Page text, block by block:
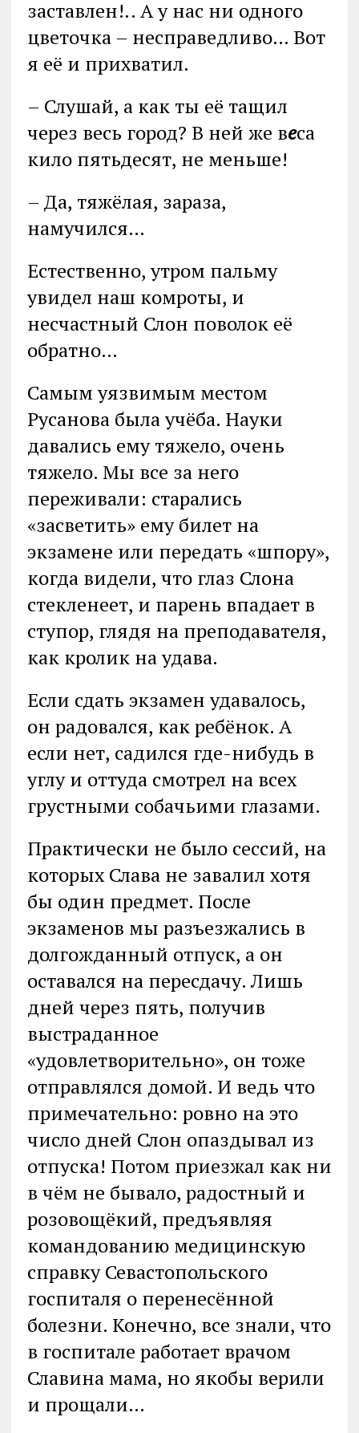
заставлен!.. А у нас ни одного
цветочка – несправедливо… Вот
я её и прихватил.
– Слушай, а как ты её тащил
через весь город? В ней же веса
кило пятьдесят, не меньше!
– Да, тяжёлая, зараза,
намучился…
Естественно, утром пальму
увидел наш комроты, и
несчастный Слон поволок её
обратно…
Самым уязвимым местом
Русанова была учёба. Науки
давались ему тяжело, очень
тяжело. Мы все за него
переживали: старались
«засветить» ему билет на
экзамене или передать «шпору»,
когда видели, что глаз Слона
стекленеет, и парень впадает в
ступор, глядя на преподавателя,
как кролик на удава.
Если сдать экзамен удавалось,
он радовался, как ребёнок. А
если нет, садился где-нибудь в
углу и оттуда смотрел на всех
грустными собачьими глазами.
Практически не было сессий, на
которых Слава не завалил хотя
бы один предмет. После
экзаменов мы разъезжались в
долгожданный отпуск, а он
оставался на пересдачу. Лишь
дней через пять, получив
выстраданное
«удовлетворительно», он тоже
отправлялся домой. И ведь что
примечательно: ровно на это
число дней Слон опаздывал из
отпуска! Потом приезжал как ни
в чём не бывало, радостный и
розовощёкий, предъявляя
командованию медицинскую
справку Севастопольского
госпиталя о перенесённой
болезни. Конечно, все знали, что
в госпитале работает врачом
Славина мама, но якобы верили
и прощали…